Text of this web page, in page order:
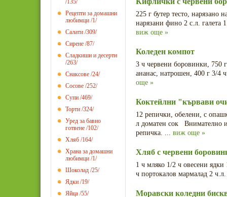
/135/
Рецепти за домашни
любимци /1/
Салати /309/
Сирене /87/
Сладкиши и десерти
/263/
Снаксове /24/
Сосове /252/
Супи /469/
Торти /324/
Уред за бавно
готвене /102/
Хляб /164/
Храна за домашни
любимци /1/
Шоколад /25/
Ядки /19/
Яйца /55/
225 г бутер тесто, нарязано
нарязани фино 2 с.л. галета
виж още »
Коледен компот
3 ч червени боровинки, 750
ананас, натрошен, 400 г 3/4
още »
Коктейлни "кървави
12 репички, обелени, с
л доматен сок Внимателно
репичка. ... виж още »
Хляб с червени
1 ч мляко 1/2 ч овесени
ч портокалов мармалад 2
Моравски коледни